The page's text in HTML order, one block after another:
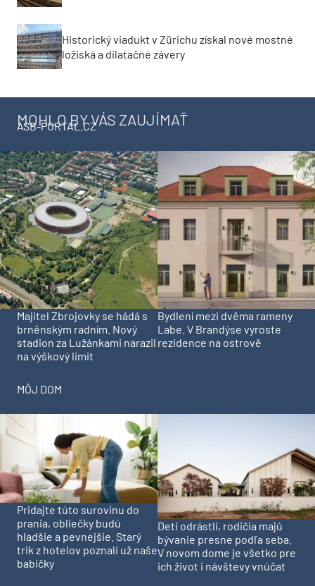
Historický viadukt v Zürichu získal nové mostné
ložiská a dilatačné závery
MOHLO BY VÁS ZAUJÍMAŤ
ASB-PORTAL.CZ
Majitel Zbrojovky se hádá s
brněnským radním. Nový
stadion za Lužánkami narazil
na výškový limit
Bydlení mezi dvěma rameny
Labe. V Brandýse vyroste
rezidence na ostrově
MÔJ DOM
Pridajte túto surovinu do
prania, obliečky budú
hladšie a pevnejšie. Starý
trik z hotelov poznali už naše
babičky
Deti odrástli, rodičia majú
bývanie presne podľa seba.
V novom dome je všetko pre
ich život i návštevy vnúčat